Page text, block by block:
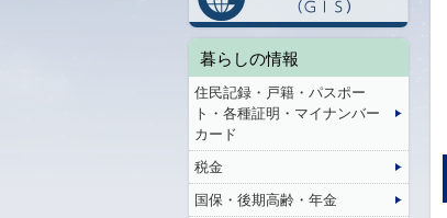
暮らしの情報
住民記録・戸籍・パスポー
ト・各種証明・マイナンバー
カード
税金
国保・後期高齢・年金